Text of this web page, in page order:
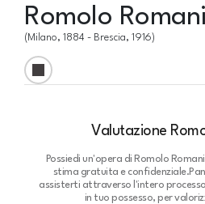
Romolo Romani
(Milano, 1884 - Brescia, 1916)
Valutazione
Possiedi un'opera di Romolo
stima gratuita e confidenziale.
assisterti attraverso l'intero
in tuo possesso, per